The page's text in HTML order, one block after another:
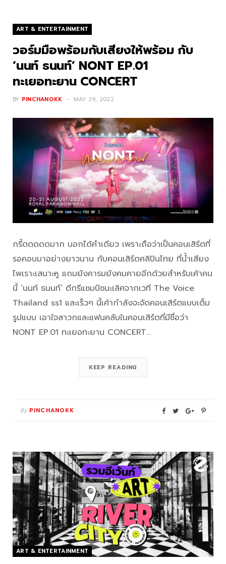
ART & ENTERTAINMENT
วอร์มมือพร้อมกับเสียงให้พร้อม กับ
‘นนท์ ธนนท์’ NONT EP.01
ทะเยอทะยาน CONCERT
BY PINCHANOKK MAY 29, 2022
กรี้ดดดดดมาก บอกได้คำเดียว เพราะถือว่าเป็นคอนเสิร์ตที่
รอคอบมาอย่างยาวนาน กับคอนเสิร์ตศลิปินไทย ที่น้ำเสียง
ไพเราะเสนาะหู แถมยังคารมยังคมคายอีกด้วยสำหรับเค้าคน
นี้ ‘นนท์ ธนนท์’ ดีกรีแชมป์ชนะเลิศจากเวที The Voice
Thailand ss1 และเร็วๆ นี้เค้ากำลังจะจัดคอนเสิร์ตแบบเต็ม
รูปแบบ เอาใจสาวกและแฟนคลับในคอนเสิร์ตที่มีชื่อว่า
NONT EP.01 ทะเยอทะยาน CONCERT…
KEEP READING
By PINCHANOKK
ART & ENTERTAINMENT